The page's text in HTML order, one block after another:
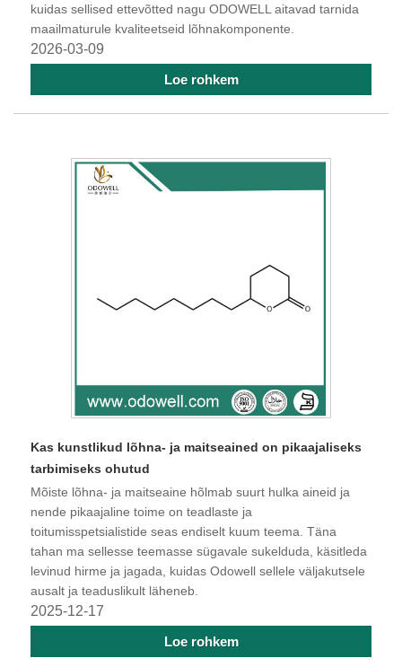
kuidas sellised ettevõtted nagu ODOWELL aitavad tarnida
maailmaturule kvaliteetseid lõhnakomponente.
2026-03-09
Loe rohkem
Kas kunstlikud lõhna- ja maitseained on pikaajaliseks
tarbimiseks ohutud
Mõiste lõhna- ja maitseaine hõlmab suurt hulka aineid ja
nende pikaajaline toime on teadlaste ja
toitumisspetsialistide seas endiselt kuum teema. Täna
tahan ma sellesse teemasse sügavale sukelduda, käsitleda
levinud hirme ja jagada, kuidas Odowell sellele väljakutsele
ausalt ja teaduslikult läheneb.
2025-12-17
Loe rohkem